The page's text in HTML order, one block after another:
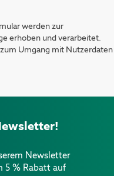
werden zur
erhoben und verarbeitet.
Umgang mit Nutzerdaten
Newsletter
5 % Rabatt auf